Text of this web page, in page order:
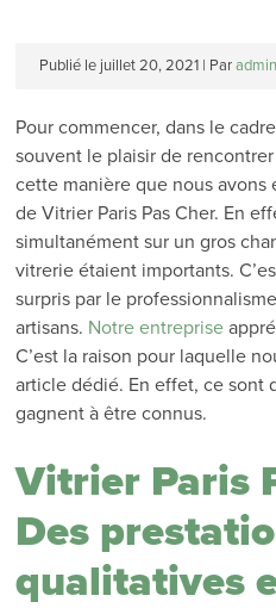
Publié le juillet 20, 2021 | Par admin
Pour commencer, dans le
souvent le plaisir de rencontrer
cette manière que nous avons
de Vitrier Paris Pas Cher. En
simultanément sur un gros
vitrerie étaient importants.
surpris par le
artisans. Notre entreprise
C’est la raison pour laquelle
article dédié. En effet, ce sont
gagnent à être connus.
Vitrier Paris
Des
qualitatives